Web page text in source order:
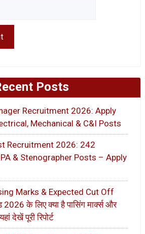
Posts
Recruitment 2026: Apply
Mechanical & C&I Posts
Recruitment 2026: 242
& Stenographer Posts – Apply
Marks & Expected Cut Off
2026 के लिए क्या है पासिंग मार्क्स और
देखें पूरी रिपोर्ट